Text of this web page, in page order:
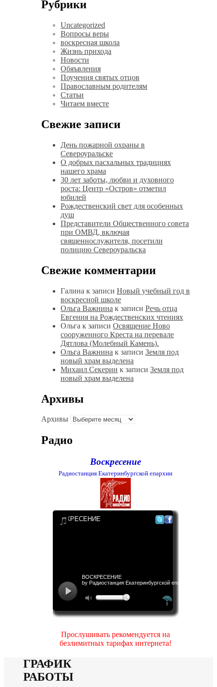
Рубрики
Uncategorized
Вопросы веры
воскресная школа
Жизнь прихода
Новости
Обяъвления
Поучения святых отцов
Православным родителям
Статьи
Читаем вместе
Свежие записи
День пожарной охраны в
Североуральске
О добрых пасхальных традициях
нашего храма
30 лет заботы, любви и духовного
роста: Центр «Остров» отметил
юбилей
Рождественский свет для особенных
душ
Представители Общественного совета
при ОМВД, включая
священнослужителя, посетили
полицию Североуральска
Свежие комментарии
Галина к записи Новый учебный год в
воскресной школе
Ольга Важнина к записи Речь отца
Евгения на Рождественских чтениях
Ольга к записи Освящение Ново
сооруженного Креста на перевале
Дятлова (Молебный Камень).
Ольга Важнина к записи Земля под
новый храм выделена
Михаил Секерин к записи Земля под
новый храм выделена
Архивы
Архивы
Радио
Воскресение
Радиостанция Екатеринбургской епархии
Прослушивать рекомендуется на
безлимитных тарифах интернета!
ГРАФИК
РАБОТЫ